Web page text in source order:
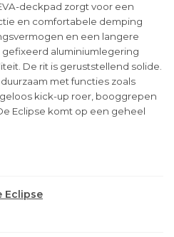
deckpad zorgt voor een
en comfortabele demping
en een langere
gefixeerd aluminiumlegering
De rit is geruststellend solide.
met functies zoals
kick-up roer, booggrepen
Eclipse komt op een geheel
Eclipse